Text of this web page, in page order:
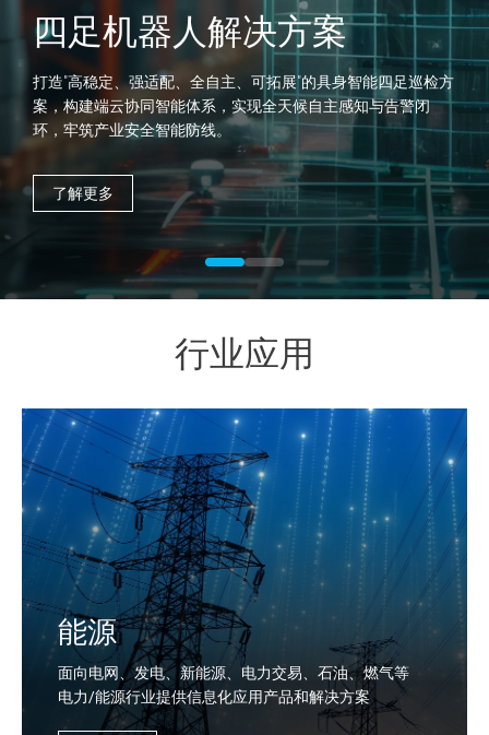
四足机器人解决方案
打造"高稳定、强适配、全自主、可拓展"的具身智能四足巡检方
案，构建端云协同智能体系，实现全天候自主感知与告警闭
环，牢筑产业安全智能防线。
了解更多
行业应用
能源
面向电网、发电、新能源、电力交易、石油、燃气等
电力/能源行业提供信息化应用产品和解决方案